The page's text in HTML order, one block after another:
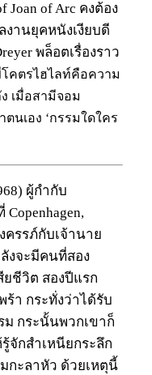
Joan of Arc คงต้อง
งานยุคหนังเงียบดี
พล็อตเรื่องราว
โคตรไฮไลท์คือความ
เมื่อสามีจอม
นเอง ‘กรรมใดใคร
ผู้กำกับ
ครรภ์กับเจ้านาย
งจะมีคนที่สอง
ชีวิต สองปีแรก
ร้า กระทั่งว่าได้รับ
ม กระนั้นพวกเขาก็
จักสำเหนียกระลึก
ะลาหัว ด้วยเหตุนี้